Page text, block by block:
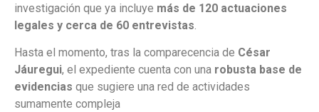
investigación que ya incluye más de 120 actuaciones
legales y cerca de 60 entrevistas
Hasta el momento, tras la comparecencia de César
Jáuregui, el expediente cuenta con una robusta base de
evidencias que sugiere una red de actividades
sumamente compleja